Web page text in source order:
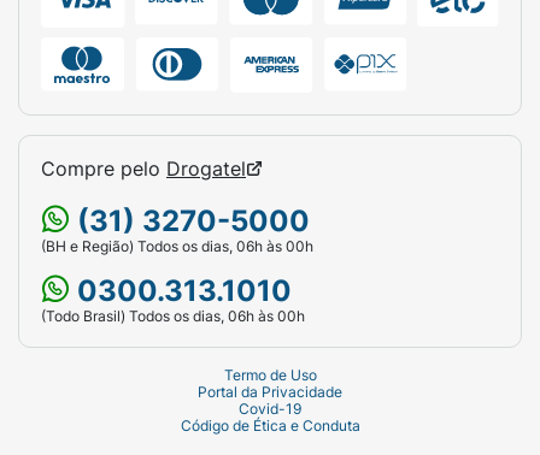
Compre pelo Drogatel
(31) 3270-5000
(BH e Região) Todos os dias, 06h às 00h
0300.313.1010
(Todo Brasil) Todos os dias, 06h às 00h
Termo de Uso
Portal da Privacidade
Covid-19
Código de Ética e Conduta